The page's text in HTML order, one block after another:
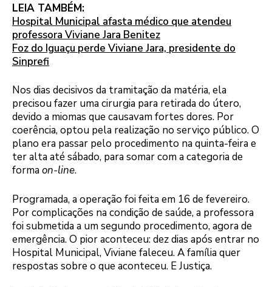
LEIA TAMBÉM:
Hospital Municipal afasta médico que atendeu
professora Viviane Jara Benitez
Foz do Iguaçu perde Viviane Jara, presidente do
Sinprefi
Nos dias decisivos da tramitação da matéria, ela
precisou fazer uma cirurgia para retirada do útero,
devido a miomas que causavam fortes dores. Por
coerência, optou pela realização no serviço público. O
plano era passar pelo procedimento na quinta-feira e
ter alta até sábado, para somar com a categoria de
formaon-line.
Programada, a operação foi feita em 16 de fevereiro.
Por complicações na condição de saúde, a professora
foi submetida a um segundo procedimento, agora de
emergência. O pior aconteceu: dez dias após entrar no
Hospital Municipal, Viviane faleceu. A família quer
respostas sobre o que aconteceu. E Justiça.